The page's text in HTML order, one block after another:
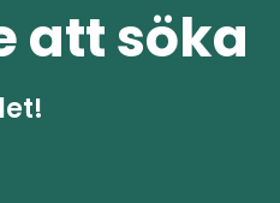
att söka